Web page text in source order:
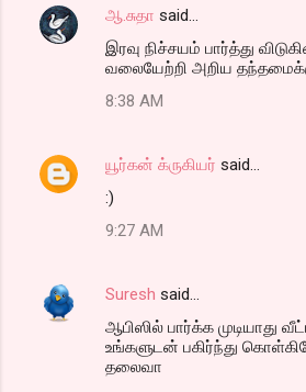
ஆ.சுதா said…
இரவு நிச்சயம் பார்த்து
வலையேற்றி அறிய
8:38 AM
யூர்கன் க்ருகியர் said…
:)
9:27 AM
Suresh said…
ஆபிஸில் பார்க்க முடியாது
உங்களுடன் பகிர்ந்து
தலைவா